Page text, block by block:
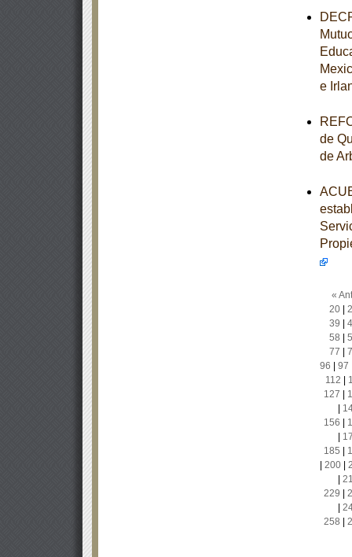
e
de
de
«
20|
39
58
77
96
97
112
127
156
185
200|
229
258